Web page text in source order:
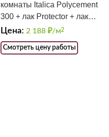
комнаты Italica Polycement
300 + лак Protector + лак
PU2к
Цена: 2 188 ₽/м2
Смотреть цену работы